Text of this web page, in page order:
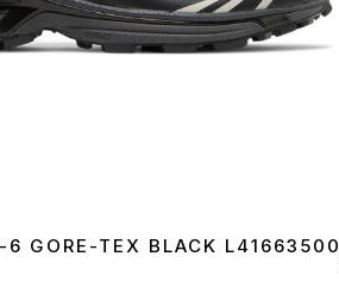
6 GORE-TEX BLACK L41663500